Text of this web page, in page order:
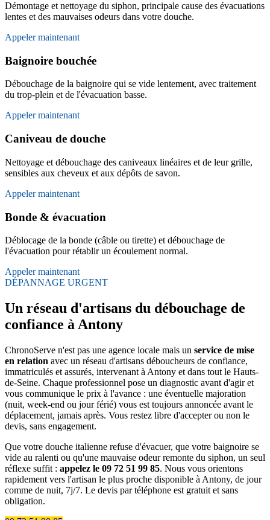
Démontage et nettoyage du siphon, principale cause des évacuations
lentes et des mauvaises odeurs dans votre douche.
Appeler maintenant
Baignoire bouchée
Débouchage de la baignoire qui se vide lentement, avec traitement
du trop-plein et de l'évacuation basse.
Appeler maintenant
Caniveau de douche
Nettoyage et débouchage des caniveaux linéaires et de leur grille,
sensibles aux cheveux et aux dépôts de savon.
Appeler maintenant
Bonde & évacuation
Déblocage de la bonde (câble ou tirette) et débouchage de
l'évacuation pour rétablir un écoulement normal.
Appeler maintenant
DÉPANNAGE URGENT
Un réseau d'artisans du débouchage de
confiance à Antony
ChronoServe n'est pas une agence locale mais un service de mise
en relation avec un réseau d'artisans déboucheurs de confiance,
immatriculés et assurés, intervenant à Antony et dans tout le Hauts-
de-Seine. Chaque professionnel pose un diagnostic avant d'agir et
vous communique le prix à l'avance : une éventuelle majoration
(nuit, week-end ou jour férié) vous est toujours annoncée avant le
déplacement, jamais après. Vous restez libre d'accepter ou non le
devis, sans engagement.
Que votre douche italienne refuse d'évacuer, que votre baignoire se
vide au ralenti ou qu'une mauvaise odeur remonte du siphon, un seul
réflexe suffit : appelez le 09 72 51 99 85. Nous vous orientons
rapidement vers l'artisan le plus proche disponible à Antony, de jour
comme de nuit, 7j/7. Le devis par téléphone est gratuit et sans
obligation.